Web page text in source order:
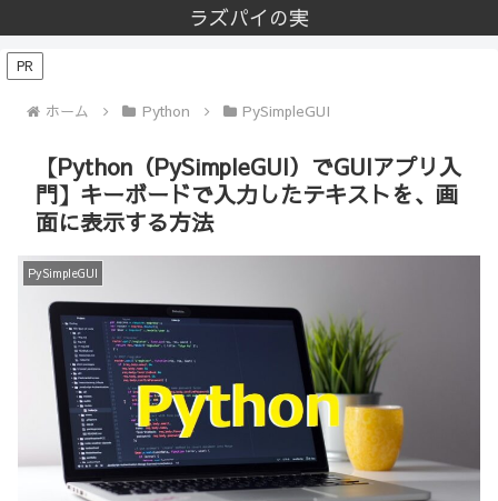
ラズパイの実
PR
ホーム Python PySimpleGUI
【Python（PySimpleGUI）でGUIアプリ入
門】キーボードで入力したテキストを、画
面に表示する方法
PySimpleGUI